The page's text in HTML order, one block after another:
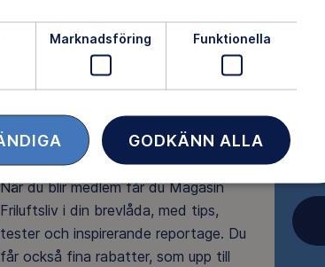
Medlemsförmåner
När du blir medlem får du Magasin
Friluftsliv i din brevlåda, med tips,
tester och inspirerande reportage. Du
får också fina rabatter, som upp till
Marknadsföring Funktionella
GODKÄNN ALLA